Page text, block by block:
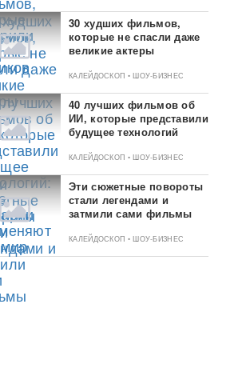
30 худших фильмов,
которые не спасли даже
великие актеры
КАЛЕЙДОСКОП • ШОУ-БИЗНЕС
40 лучших фильмов об
ИИ, которые представили
будущее технологий
КАЛЕЙДОСКОП • ШОУ-БИЗНЕС
Эти сюжетные повороты
стали легендами и
затмили сами фильмы
КАЛЕЙДОСКОП • ШОУ-БИЗНЕС